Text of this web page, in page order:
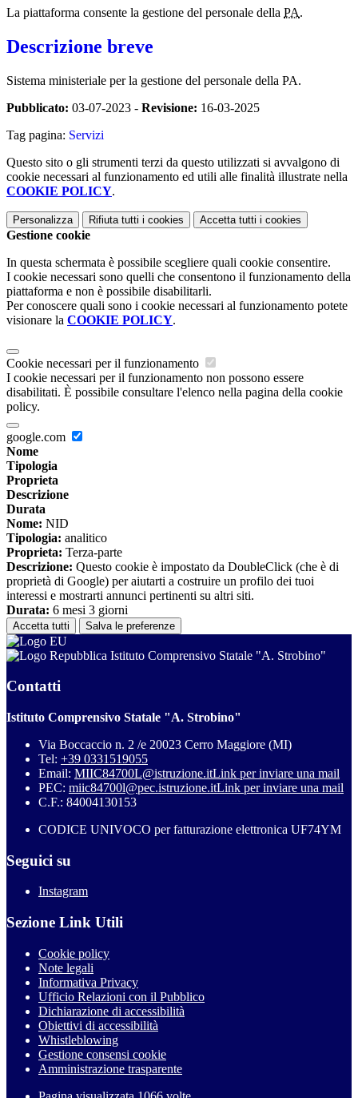
La piattaforma consente la gestione del personale della PA.
Descrizione breve
Sistema ministeriale per la gestione del personale della PA.
Pubblicato: 03-07-2023 - Revisione: 16-03-2025
Tag pagina: Servizi
Questo sito o gli strumenti terzi da questo utilizzati si avvalgono di
cookie necessari al funzionamento ed utili alle finalità illustrate nella
COOKIE POLICY.
Personalizza Rifiuta tutti i cookies Accetta tutti i cookies
Gestione cookie
In questa schermata è possibile scegliere quali cookie consentire.
I cookie necessari sono quelli che consentono il funzionamento della
piattaforma e non è possibile disabilitarli.
Per conoscere quali sono i cookie necessari al funzionamento potete
visionare la COOKIE POLICY.
Cookie necessari per il funzionamento
I cookie necessari per il funzionamento non possono essere
disabilitati. È possibile consultare l'elenco nella pagina della cookie
policy.
google.com
Nome
Tipologia
Proprieta
Descrizione
Durata
Nome: NID
Tipologia: analitico
Proprieta: Terza-parte
Descrizione: Questo cookie è impostato da DoubleClick (che è di
proprietà di Google) per aiutarti a costruire un profilo dei tuoi
interessi e mostrarti annunci pertinenti su altri siti.
Durata: 6 mesi 3 giorni
Accetta tutti Salva le preferenze
Istituto Comprensivo Statale "A. Strobino"
Contatti
Istituto Comprensivo Statale "A. Strobino"
Via Boccaccio n. 2 /e 20023 Cerro Maggiore (MI)
Tel: +39 0331519055
Email: MIIC84700L@istruzione.itLink per inviare una mail
PEC: miic84700l@pec.istruzione.itLink per inviare una mail
C.F.: 84004130153
CODICE UNIVOCO per fatturazione elettronica UF74YM
Seguici su
Instagram
Sezione Link Utili
Cookie policy
Note legali
Informativa Privacy
Ufficio Relazioni con il Pubblico
Dichiarazione di accessibilità
Obiettivi di accessibilità
Whistleblowing
Gestione consensi cookie
Amministrazione trasparente